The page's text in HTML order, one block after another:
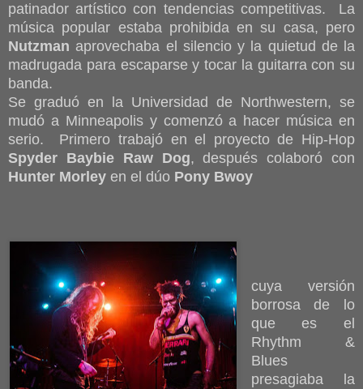
patinador artístico con tendencias competitivas. La
música popular estaba prohibida en su casa, pero
Nutzman aprovechaba el silencio y la quietud de la
madrugada para escaparse y tocar la guitarra con su
banda.
Se graduó en la Universidad de Northwestern, se
mudó a Minneapolis y comenzó a hacer música en
serio. Primero trabajó en el proyecto de Hip-Hop
Spyder Baybie Raw Dog, después colaboró con
Hunter Morley en el dúo Pony Bwoy
cuya versión
borrosa de lo
que es el
Rhythm &
Blues
presagiaba la